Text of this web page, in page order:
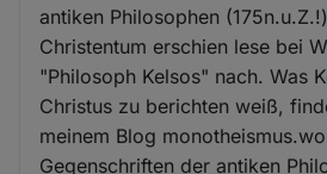
antiken Philosophen
Christentum erschien lese bei
"Philosoph Kelsos" nach. Was
Christus zu berichten weiß,
meinem Blog
Gegenschriften der antiken